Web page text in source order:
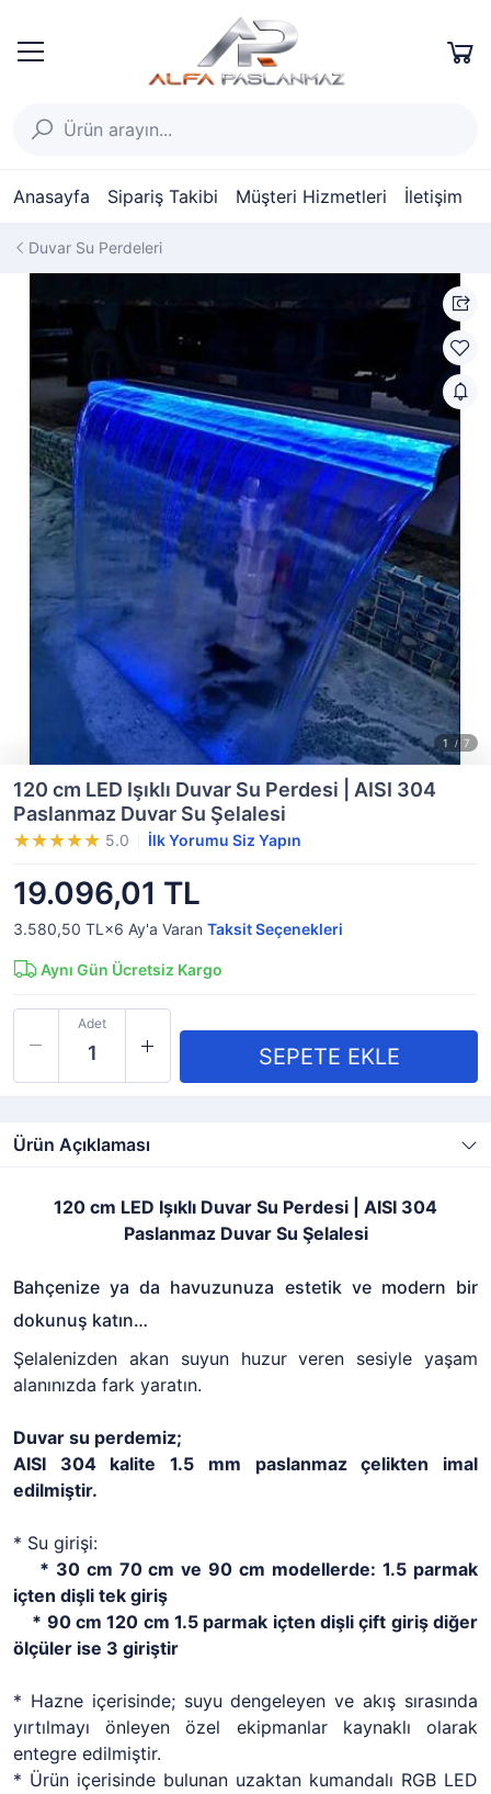
Anasayfa Sipariş Takibi Müşteri Hizmetleri İletişim
Duvar Su Perdeleri
120 cm LED Işıklı Duvar Su Perdesi | AISI 304
Paslanmaz Duvar Su Şelalesi
5.0 İlk Yorumu Siz Yapın
19.096,01 TL
3.580,50 TL×6 Ay'a Varan Taksit Seçenekleri
Aynı Gün Ücretsiz Kargo
Adet
Ürün Açıklaması
120 cm LED Işıklı Duvar Su Perdesi | AISI 304
Paslanmaz Duvar Su Şelalesi
Bahçenize ya da havuzunuza estetik ve modern bir
dokunuş katın…
Şelalenizden akan suyun huzur veren sesiyle yaşam
alanınızda fark yaratın.
Duvar su perdemiz;
AISI 304 kalite 1.5 mm paslanmaz çelikten imal
edilmiştir.
* Su girişi:
* 30 cm 70 cm ve 90 cm modellerde: 1.5 parmak
içten dişli tek giriş
* 90 cm 120 cm 1.5 parmak içten dişli çift giriş diğer
ölçüler ise 3 giriştir
* Hazne içerisinde; suyu dengeleyen ve akış sırasında
yırtılmayı önleyen özel ekipmanlar kaynaklı olarak
entegre edilmiştir.
* Ürün içerisinde bulunan uzaktan kumandalı RGB LED